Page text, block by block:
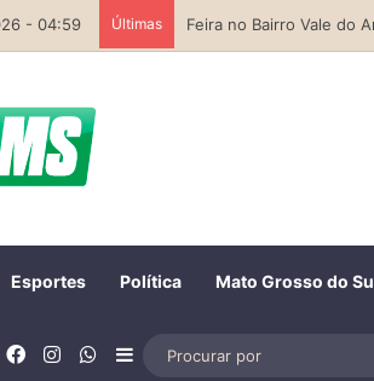
- 04:59 Últimas
Esportes Política Mato Grosso do
Facebook
InstagramWhatsApp
Barra Lateral